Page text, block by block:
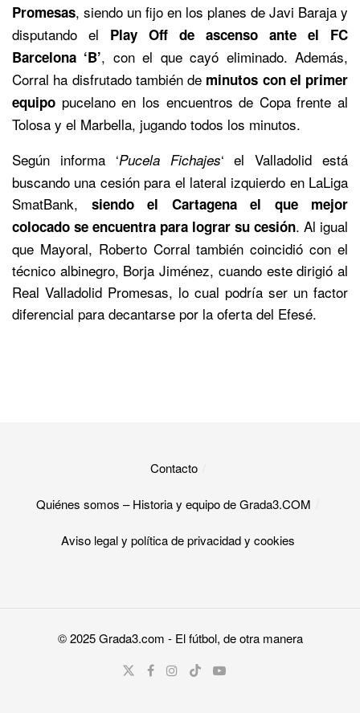
Promesas, siendo un fijo en los planes de Javi Baraja y
disputando el Play Off de ascenso ante el FC
Barcelona ‘B’, con el que cayó eliminado. Además,
Corral ha disfrutado también de minutos con el primer
equipo pucelano en los encuentros de Copa frente al
Tolosa y el Marbella, jugando todos los minutos.
Según informa ‘Pucela Fichajes‘ el Valladolid está
buscando una cesión para el lateral izquierdo en LaLiga
SmatBank, siendo el Cartagena el que mejor
colocado se encuentra para lograr su cesión. Al igual
que Mayoral, Roberto Corral también coincidió con el
técnico albinegro, Borja Jiménez, cuando este dirigió al
Real Valladolid Promesas, lo cual podría ser un factor
diferencial para decantarse por la oferta del Efesé.
Contacto
Quiénes somos – Historia y equipo de Grada3.COM
Aviso legal y política de privacidad y cookies​
© 2025Grada3.com - El fútbol, de otra manera